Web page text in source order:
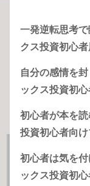
一発逆転思考
クス投資初心者
自分の感情を
ックス投資初心
初心者が本を
投資初心者向け
初心者は気を
ックス投資初心